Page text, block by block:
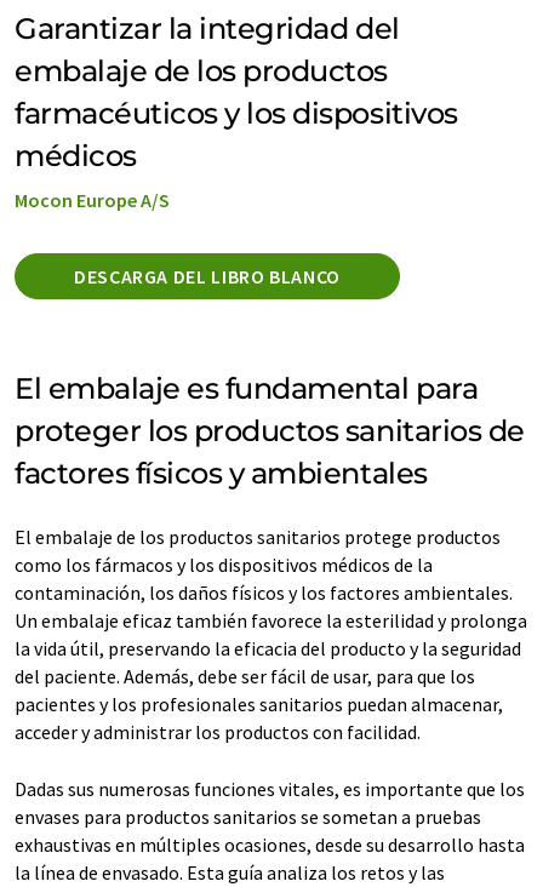
Garantizar la integridad del
embalaje de los productos
farmacéuticos y los dispositivos
médicos
Mocon Europe A/S
DESCARGA DEL LIBRO BLANCO
El embalaje es fundamental para
proteger los productos sanitarios de
factores físicos y ambientales
El embalaje de los productos sanitarios protege productos
como los fármacos y los dispositivos médicos de la
contaminación, los daños físicos y los factores ambientales.
Un embalaje eficaz también favorece la esterilidad y prolonga
la vida útil, preservando la eficacia del producto y la seguridad
del paciente. Además, debe ser fácil de usar, para que los
pacientes y los profesionales sanitarios puedan almacenar,
acceder y administrar los productos con facilidad.
Dadas sus numerosas funciones vitales, es importante que los
envases para productos sanitarios se sometan a pruebas
exhaustivas en múltiples ocasiones, desde su desarrollo hasta
la línea de envasado. Esta guía analiza los retos y las